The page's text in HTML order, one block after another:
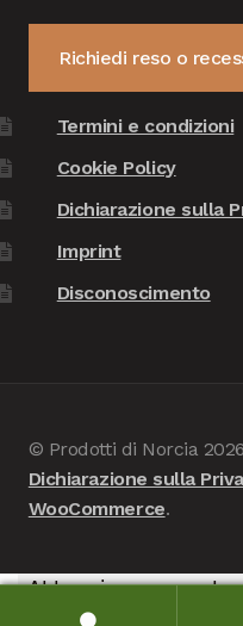
Richiedi reso o
Termini e condizioni
Cookie Policy
Dichiarazione sulla
Imprint
Disconoscimento
© Prodotti di Norcia 2026
Dichiarazione sulla
WooCommerce.
Attenzione,
nessuna consegna